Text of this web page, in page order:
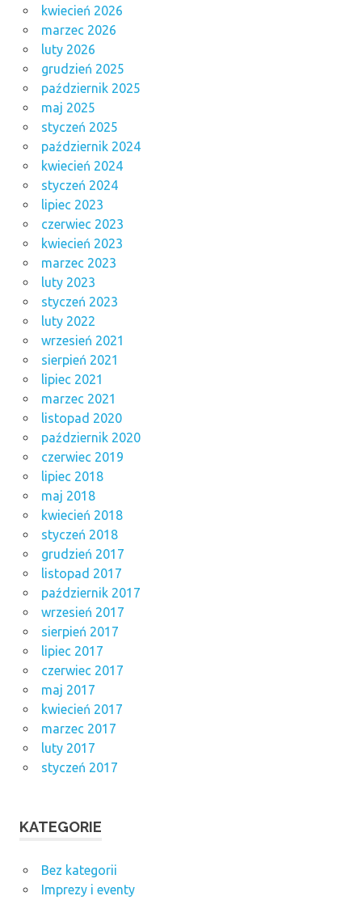
kwiecień 2026
marzec 2026
luty 2026
grudzień 2025
październik 2025
maj 2025
styczeń 2025
październik 2024
kwiecień 2024
styczeń 2024
lipiec 2023
czerwiec 2023
kwiecień 2023
marzec 2023
luty 2023
styczeń 2023
luty 2022
wrzesień 2021
sierpień 2021
lipiec 2021
marzec 2021
listopad 2020
październik 2020
czerwiec 2019
lipiec 2018
maj 2018
kwiecień 2018
styczeń 2018
grudzień 2017
listopad 2017
październik 2017
wrzesień 2017
sierpień 2017
lipiec 2017
czerwiec 2017
maj 2017
kwiecień 2017
marzec 2017
luty 2017
styczeń 2017
KATEGORIE
Bez kategorii
Imprezy i eventy